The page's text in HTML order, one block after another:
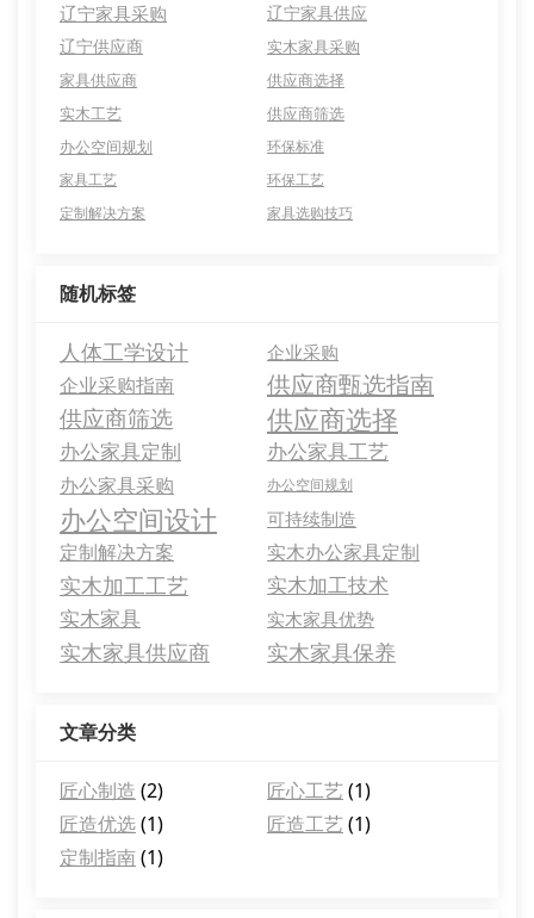
辽宁家具采购
辽宁家具供应
辽宁供应商
实木家具采购
家具供应商
供应商选择
实木工艺
供应商筛选
办公空间规划
环保标准
家具工艺
环保工艺
定制解决方案
家具选购技巧
随机标签
人体工学设计 企业采购
企业采购指南 供应商甄选指南
供应商筛选 供应商选择
办公家具定制 办公家具工艺
办公家具采购 办公空间规划
办公空间设计 可持续制造
定制解决方案 实木办公家具定制
实木加工工艺
实木加工技术
实木家具
实木家具优势
实木家具供应商 实木家具保养
文章分类
匠心制造 (2) 匠心工艺(1)
匠造优选(1) 匠造工艺(1)
定制指南(1)